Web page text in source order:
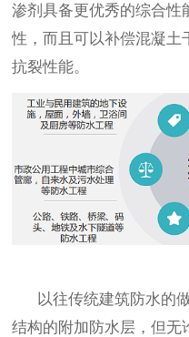
渗剂具备更优秀的综合性
性，而且可以补偿混凝土
抗裂性能。
以往传统建筑防水的
结构的附加防水层，但无